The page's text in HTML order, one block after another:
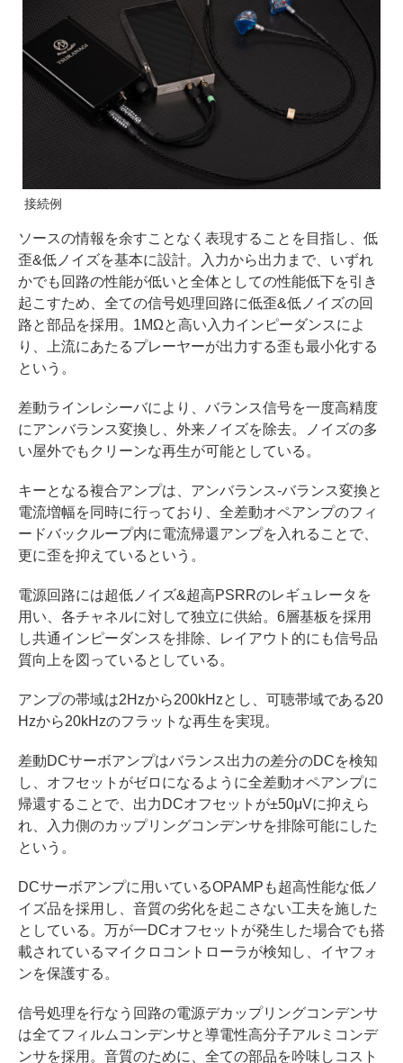
接続例
ソースの情報を余すことなく表現することを目指し、低
歪&低ノイズを基本に設計。入力から出力まで、いずれ
かでも回路の性能が低いと全体としての性能低下を引き
起こすため、全ての信号処理回路に低歪&低ノイズの回
路と部品を採用。1MΩと高い入力インピーダンスによ
り、上流にあたるプレーヤーが出力する歪も最小化する
という。
差動ラインレシーバにより、バランス信号を一度高精度
にアンバランス変換し、外来ノイズを除去。ノイズの多
い屋外でもクリーンな再生が可能としている。
キーとなる複合アンプは、アンバランス-バランス変換と
電流増幅を同時に行っており、全差動オペアンプのフィ
ードバックループ内に電流帰還アンプを入れることで、
更に歪を抑えているという。
電源回路には超低ノイズ&超高PSRRのレギュレータを
用い、各チャネルに対して独立に供給。6層基板を採用
し共通インピーダンスを排除、レイアウト的にも信号品
質向上を図っているとしている。
アンプの帯域は2Hzから200kHzとし、可聴帯域である20
Hzから20kHzのフラットな再生を実現。
差動DCサーボアンプはバランス出力の差分のDCを検知
し、オフセットがゼロになるように全差動オペアンプに
帰還することで、出力DCオフセットが±50μVに抑えら
れ、入力側のカップリングコンデンサを排除可能にした
という。
DCサーボアンプに用いているOPAMPも超高性能な低ノ
イズ品を採用し、音質の劣化を起こさない工夫を施した
としている。万が一DCオフセットが発生した場合でも搭
載されているマイクロコントローラが検知し、イヤフォ
ンを保護する。
信号処理を行なう回路の電源デカップリングコンデンサ
は全てフィルムコンデンサと導電性高分子アルミコンデ
ンサを採用。音質のために、全ての部品を吟味しコスト